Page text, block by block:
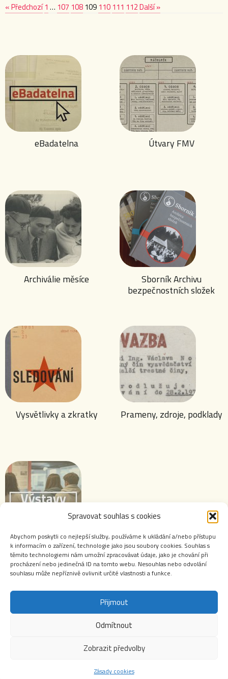
Spravovat souhlas s cookies
Abychom poskytli co nejlepší služby, používáme k ukládání a/nebo přístupu
k informacím o zařízení, technologie jako jsou soubory cookies. Souhlas s
těmito technologiemi nám umožní zpracovávat údaje, jako je chování při
procházení nebo jedinečná ID na tomto webu. Nesouhlas nebo odvolání
souhlasu může nepříznivě ovlivnit určité vlastnosti a funkce.
Přijmout
Odmítnout
Zobrazit předvolby
Zásady cookies
« Předchozí 1 … 107 108 109 110 111 112Další »
eBadatelna Útvary FMV
Archiválie měsíce
Sborník Archivu
bezpečnostních složek
Vysvětlivky a zkratky Prameny, zdroje, podklady
Výstavy ABS
Webové stránky Archivu bezpečnostních složek jsou autorským dílem chráněným zákonem č.
121/2000 Sb., o právu autorském, o právech souvisejících s právem autorským a o změně
evidencí v archivních a registračních protokolech a evidencí příslušníků a zaměstnanců
bezpečnostních složek je bez výslovného souhlasu Archivu zakázáno. Zejména je zakázáno